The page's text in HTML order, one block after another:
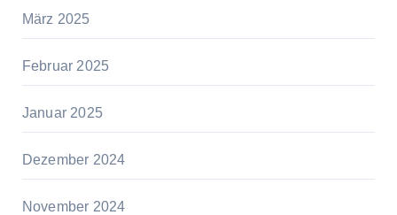
März 2025
Februar 2025
Januar 2025
Dezember 2024
November 2024